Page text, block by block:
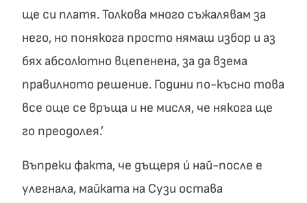
ще си платя. Толкова много съжалявам за
него, но понякога просто нямаш избор и аз
бях абсолютно вцепенена, за да взема
правилното решение. Години по-късно това
все още се връща и не мисля, че някога ще
го преодолея.’
Въпреки факта, че дъщеря ú най-после е
улегнала, майката на Сузи остава